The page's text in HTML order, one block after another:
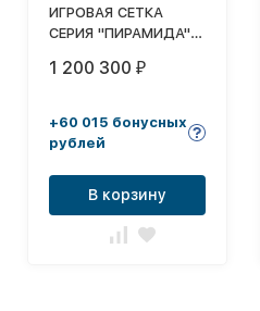
ИГРОВАЯ СЕТКА
СЕРИЯ "ПИРАМИДА"
1 200 300 ₽
+60 015 бонусных
рублей
В корзину